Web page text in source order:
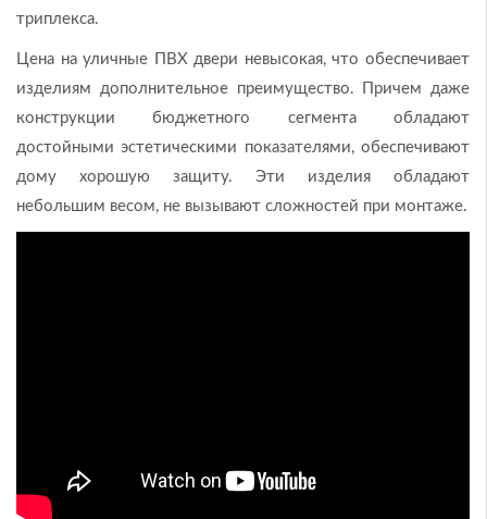
триплекса.
Цена на уличные ПВХ двери невысокая, что обеспечивает
изделиям дополнительное преимущество. Причем даже
конструкции бюджетного сегмента обладают
достойными эстетическими показателями, обеспечивают
дому хорошую защиту. Эти изделия обладают
небольшим весом, не вызывают сложностей при монтаже.